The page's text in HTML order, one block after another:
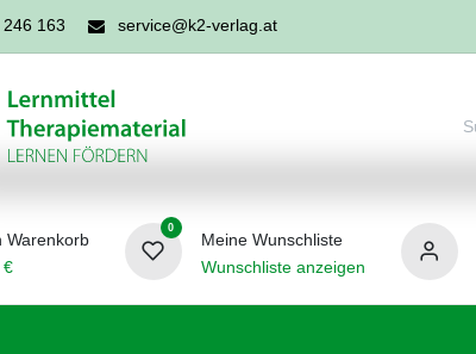
163 service@k2-verlag.at
Warenkorb
0
Meine Wunschliste
Wunschliste anzeigen